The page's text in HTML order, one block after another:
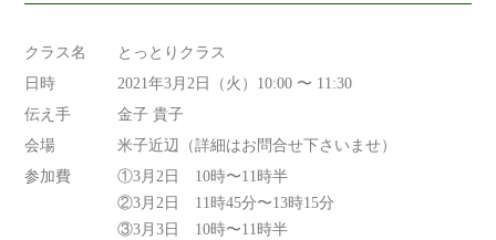
クラス名
とっとりクラス
日時
2021年3月2日（火）10:00 〜 11:30
伝え手
金子 貴子
会場
米子近辺（詳細はお問合せ下さいませ）
参加費
①3月2日 10時〜11時半
②3月2日 11時45分〜13時15分
③3月3日 10時〜11時半